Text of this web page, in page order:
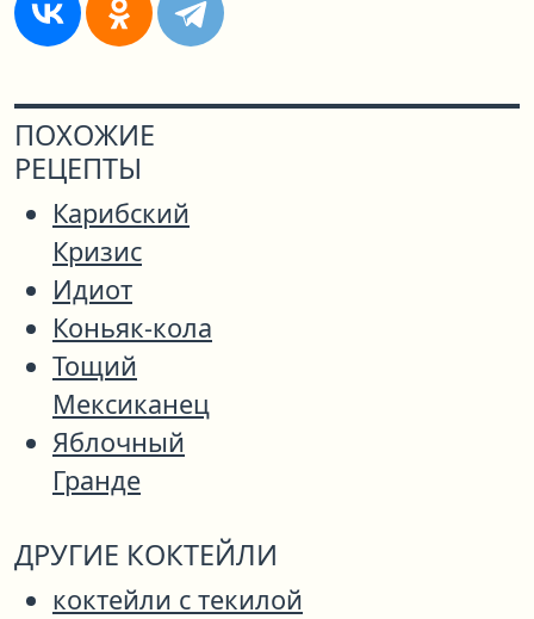
ПОХОЖИЕ
РЕЦЕПТЫ
Карибский
Кризис
Идиот
Коньяк-кола
Тощий
Мексиканец
Яблочный
Гранде
ДРУГИЕ КОКТЕЙЛИ
коктейли с текилой